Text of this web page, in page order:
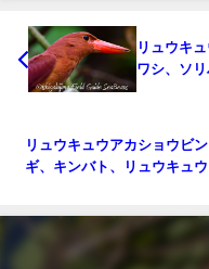
リュウキ
ワシ、ソ
リュウキュウアカショウビ
ギ、キンバト、リュウキュ